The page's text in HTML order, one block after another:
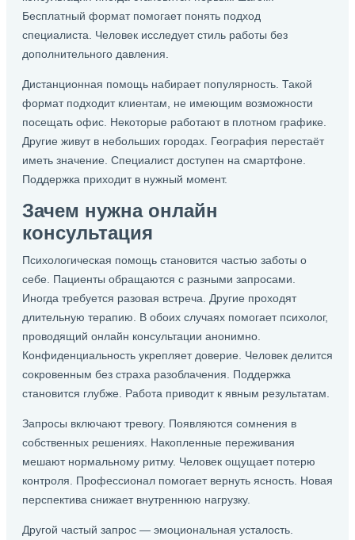
Бесплатный формат помогает понять подход
специалиста. Человек исследует стиль работы без
дополнительного давления.
Дистанционная помощь набирает популярность. Такой
формат подходит клиентам, не имеющим возможности
посещать офис. Некоторые работают в плотном графике.
Другие живут в небольших городах. География перестаёт
иметь значение. Специалист доступен на смартфоне.
Поддержка приходит в нужный момент.
Зачем нужна онлайн
консультация
Психологическая помощь становится частью заботы о
себе. Пациенты обращаются с разными запросами.
Иногда требуется разовая встреча. Другие проходят
длительную терапию. В обоих случаях помогает психолог,
проводящий онлайн консультации анонимно.
Конфиденциальность укрепляет доверие. Человек делится
сокровенным без страха разоблачения. Поддержка
становится глубже. Работа приводит к явным результатам.
Запросы включают тревогу. Появляются сомнения в
собственных решениях. Накопленные переживания
мешают нормальному ритму. Человек ощущает потерю
контроля. Профессионал помогает вернуть ясность. Новая
перспектива снижает внутреннюю нагрузку.
Другой частый запрос — эмоциональная усталость.